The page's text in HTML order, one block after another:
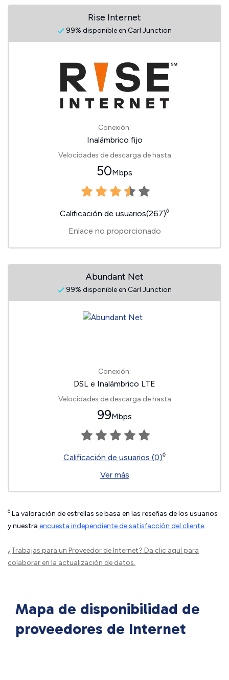
Rise Internet
99% disponible en Carl Junction
Conexión:
Inalámbrico fijo
Velocidades de descarga de hasta
50Mbps
Calificación de usuarios(267)◊
Enlace no proporcionado
Abundant Net
99% disponible en Carl Junction
Conexión:
DSL e Inalámbrico LTE
Velocidades de descarga de hasta
99Mbps
Calificación de usuarios (0)◊
Ver más
◊ La valoración de estrellas se basa en las reseñas de los usuarios
y nuestra encuesta independiente de satisfacción del cliente.
¿Trabajas para un Proveedor de Internet? Da clic aquípara
colaborar en la actualización de datos.
Mapa de disponibilidad de
proveedores de Internet